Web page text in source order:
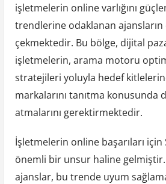
işletmelerin online varlığını
trendlerine odaklanan
çekmektedir. Bu bölge, dijital
işletmelerin, arama motoru
stratejileri yoluyla hedef
markalarını tanıtma konusunda
atmalarını gerektirmektedir.
İşletmelerin online başarıları için
önemli bir unsur haline
ajanslar, bu trende uyum